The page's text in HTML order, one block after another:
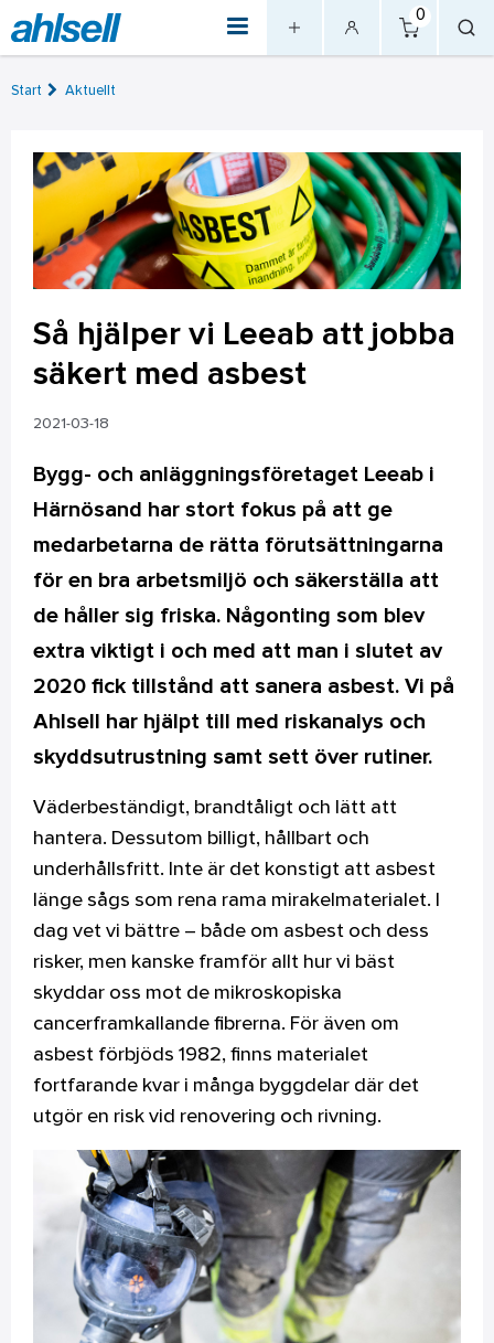
0
Start Aktuellt
Så hjälper vi Leeab att jobba
säkert med asbest
2021-03-18
Bygg- och anläggningsföretaget Leeab i
Härnösand har stort fokus på att ge
medarbetarna de rätta förutsättningarna
för en bra arbetsmiljö och säkerställa att
de håller sig friska. Någonting som blev
extra viktigt i och med att man i slutet av
2020 fick tillstånd att sanera asbest. Vi på
Ahlsell har hjälpt till med riskanalys och
skyddsutrustning samt sett över rutiner.
Väderbeständigt, brandtåligt och lätt att
hantera. Dessutom billigt, hållbart och
underhållsfritt. Inte är det konstigt att asbest
länge sågs som rena rama mirakelmaterialet. I
dag vet vi bättre – både om asbest och dess
risker, men kanske framför allt hur vi bäst
skyddar oss mot de mikroskopiska
cancerframkallande fibrerna. För även om
asbest förbjöds 1982, finns materialet
fortfarande kvar i många byggdelar där det
utgör en risk vid renovering och rivning.